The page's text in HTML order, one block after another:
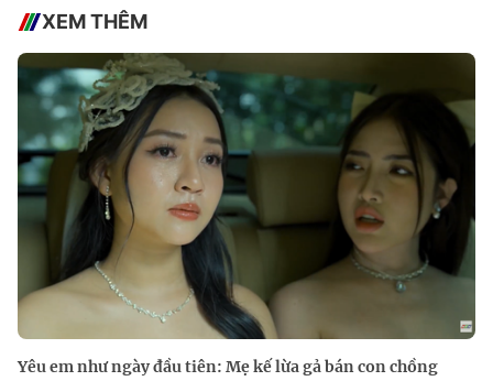
XEM THÊM
Yêu em như ngày đầu tiên: Mẹ kế lừa gả bán con chồng